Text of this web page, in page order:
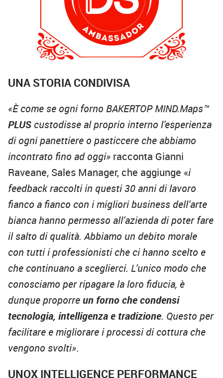
UNA STORIA CONDIVISA
«È come se ogni forno BAKERTOP MIND.Maps™
PLUS custodisse al proprio interno l’esperienza
di ogni panettiere o pasticcere che abbiamo
incontrato fino ad oggi» racconta Gianni
Raveane, Sales Manager, che aggiunge «i
feedback raccolti in questi 30 anni di lavoro
fianco a fianco con i migliori business dell’arte
bianca hanno permesso all’azienda di poter fare
il salto di qualità. Abbiamo un debito morale
con tutti i professionisti che ci hanno scelto e
che continuano a sceglierci. L’unico modo che
conosciamo per ripagare la loro fiducia, è
dunque proporreun forno che condensi
tecnologia, intelligenza e tradizione. Questo per
facilitare e migliorare i processi di cottura che
vengono svolti».
UNOX INTELLIGENCE PERFORMANCE